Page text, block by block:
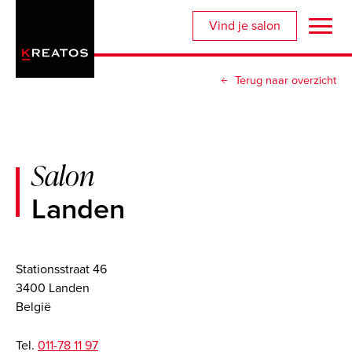
naar
inhoud
Vind je salon
Terug naar overzicht
Salon
Landen
Stationsstraat 46
3400 Landen
België
Tel. 011-78 11 97